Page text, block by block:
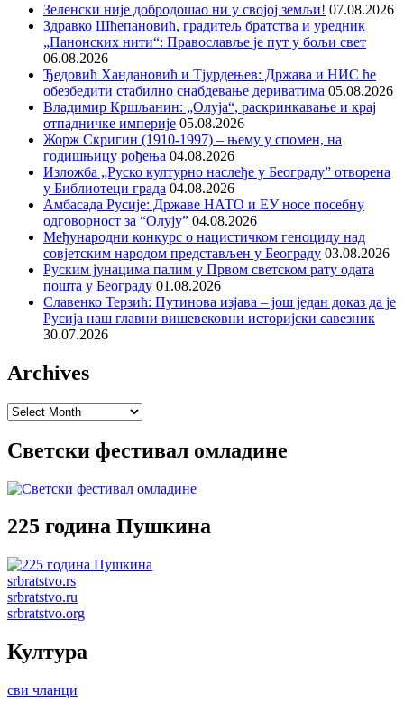
Зеленски није добродошао ни у својој земљи! 07.08.2026
Здравко Шћепановић, градитељ братства и уредник
„Панонских нити“: Православље је пут у бољи свет
06.08.2026
Ђедовић Хандановић и Тјурдењев: Држава и НИС ће
обезбедити стабилно снабдевање дериватима 05.08.2026
Владимир Кршљанин: „Олуја“, раскринкавање и крај
отпадничке империје 05.08.2026
Жорж Скригин (1910-1997) – њему у спомен, на
годишњицу рођења 04.08.2026
Изложба „Руско културно наслеђе у Београду” отворена
у Библиотеци града 04.08.2026
Амбасада Русије: Државе НАТО и ЕУ носе посебну
одговорност за “Олују” 04.08.2026
Међународни конкурс о нацистичком геноциду над
совјетским народом представљен у Београду 03.08.2026
Руским јунацима палим у Првом светском рату одата
пошта у Београду 01.08.2026
Славенко Терзић: Путинова изјава – још један доказ да је
Русија наш главни вишевековни историјски савезник
30.07.2026
Archives
Archives
Светски фестивал омладине
225 година Пушкина
srbratstvo.rs
srbratstvo.ru
srbratstvo.org
Култура
сви чланци